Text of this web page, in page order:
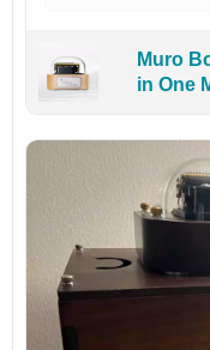
Muro
in One